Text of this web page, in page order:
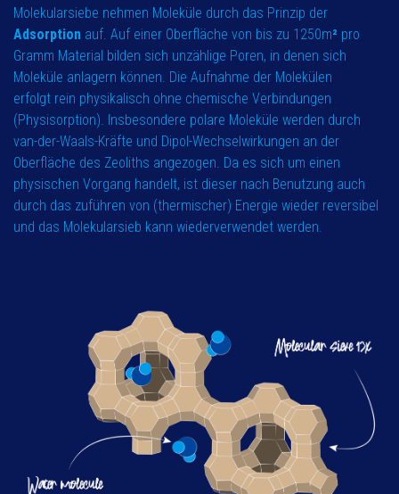
Molekularsiebe nehmen Moleküle durch das Prinzip der
Adsorption auf. Auf einer Oberfläche von bis zu 1250m² pro
Gramm Material bilden sich unzählige Poren, in denen sich
Moleküle anlagern können. Die Aufnahme der Molekülen
erfolgt rein physikalisch ohne chemische Verbindungen
(Physisorption). Insbesondere polare Moleküle werden durch
van-der-Waals-Kräfte und Dipol-Wechselwirkungen an der
Oberfläche des Zeoliths angezogen. Da es sich um einen
physischen Vorgang handelt, ist dieser nach Benutzung auch
durch das zuführen von (thermischer) Energie wieder reversibel
und das Molekularsieb kann wiederverwendet werden.